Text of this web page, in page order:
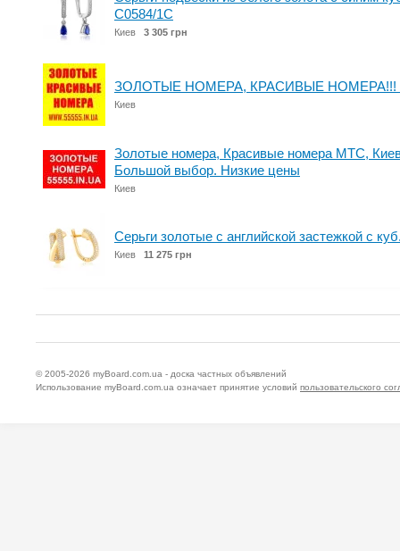
С0584/1С
Киев 3 305 грн
ЗОЛОТЫЕ НОМЕРА, КРАСИВЫЕ НОМЕРА!!!
Киев
Золотые номера, Красивые номера МТС,
Большой выбор. Низкие цены
Киев
Серьги золотые с английской застежкой с
Киев 11 275 грн
© 2005-2026 myBoard.com.ua - доска частных объявлений
Использование myBoard.com.ua означает принятие условий пользовательского